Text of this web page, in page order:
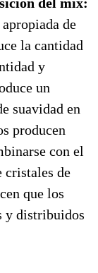
de
la cantidad
y
un
suavidad en
producen
con el
cristales de
que los
y distribuidos